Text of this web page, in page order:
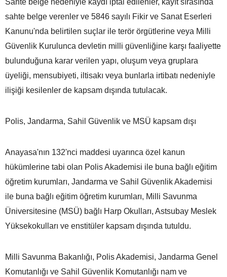
sahte belge verenler ve 5846 sayılı Fikir ve Sanat Eserleri
Kanunu'nda belirtilen suçlar ile terör örgütlerine veya Milli
Güvenlik Kurulunca devletin milli güvenliğine karşı faaliyette
bulunduğuna karar verilen yapı, oluşum veya gruplara
üyeliği, mensubiyeti, iltisakı veya bunlarla irtibatı nedeniyle
ilişiği kesilenler de kapsam dışında tutulacak.
Polis, Jandarma, Sahil Güvenlik ve MSÜ kapsam dışı
Anayasa'nın 132'nci maddesi uyarınca özel kanun
hükümlerine tabi olan Polis Akademisi ile buna bağlı eğitim
öğretim kurumları, Jandarma ve Sahil Güvenlik Akademisi
ile buna bağlı eğitim öğretim kurumları, Milli Savunma
Üniversitesine (MSÜ) bağlı Harp Okulları, Astsubay Meslek
Yüksekokulları ve enstitüler kapsam dışında tutuldu.
Milli Savunma Bakanlığı, Polis Akademisi, Jandarma Genel
Komutanlığı ve Sahil Güvenlik Komutanlığı nam ve